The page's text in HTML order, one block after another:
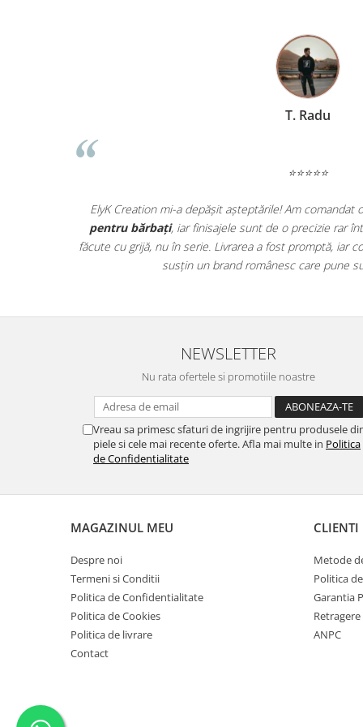
T. Radu
⭐⭐⭐⭐⭐
ElyK Creation mi-a depășit așteptările! Am comandat
pentru bărbați, iar finisajele sunt de o precizie rar
făcute cu grijă, nu în serie. Livrarea a fost promptă, iar
susțin un brand românesc care pune
NEWSLETTER
Nu rata ofertele si promotiile noastre
Vreau sa primesc sfaturi de ingrijire pentru produsele
piele si cele mai recente oferte. Afla mai multe in Politica
de Confidentialitate
MAGAZINUL MEU
Despre noi
Termeni si Conditii
Politica de Confidentialitate
Politica de Cookies
Politica de livrare
Contact
CLIENTI
Metode
Politica
Garantia
ANPC